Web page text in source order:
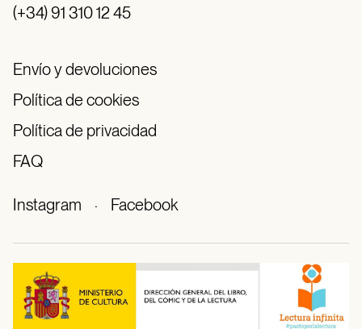
(+34) 91 310 12 45
Envío y devoluciones
Política de cookies
Política de privacidad
FAQ
Instagram · Facebook